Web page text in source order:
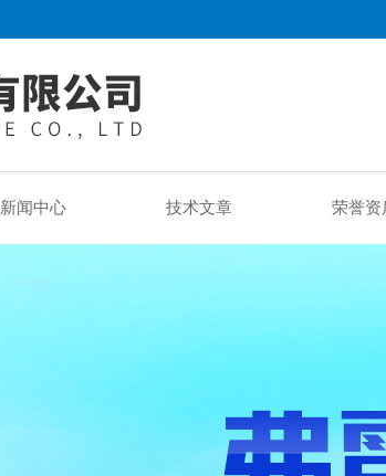
新闻中心 技术文章 荣誉资